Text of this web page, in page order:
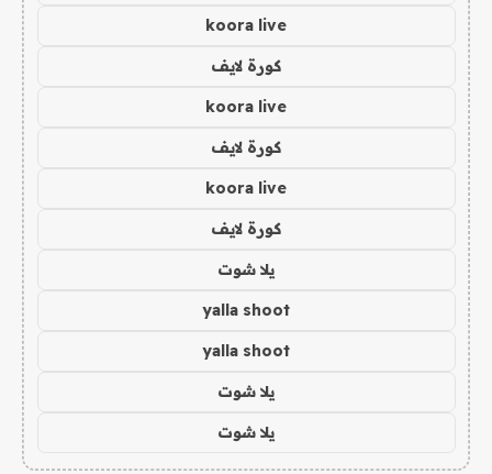
koora live
كورة لايف
koora live
كورة لايف
koora live
كورة لايف
يلا شوت
yalla shoot
yalla shoot
يلا شوت
يلا شوت